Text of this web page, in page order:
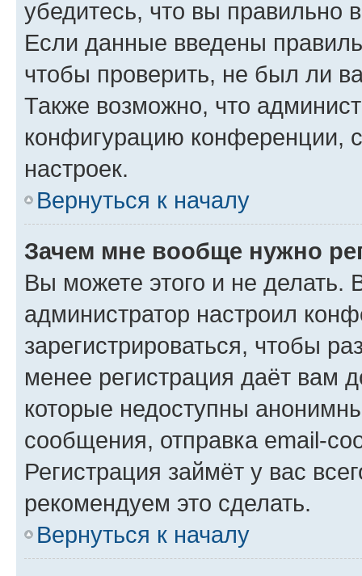
убедитесь, что вы правильно
Если данные введены
чтобы проверить, не был ли
Также возможно, что
конфигурацию конференции,
настроек.
Вернуться к началу
Зачем мне вообще нужно
Вы можете этого и не делать.
администратор настроил
зарегистрироваться, чтобы
менее регистрация даёт вам
которые недоступны
сообщения, отправка email-
Регистрация займёт у вас
рекомендуем это сделать.
Вернуться к началу